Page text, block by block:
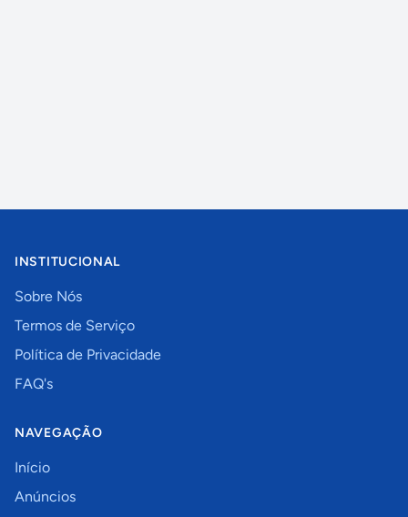
INSTITUCIONAL
Sobre Nós
Termos de Serviço
Política de Privacidade
FAQ's
NAVEGAÇÃO
Início
Anúncios